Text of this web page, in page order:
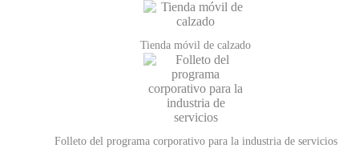
Tienda móvil de calzado
Folleto del programa corporativo para la industria de servicios